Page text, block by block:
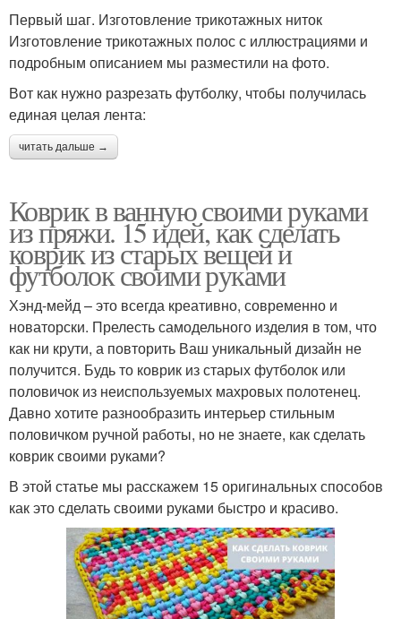
Первый шаг. Изготовление трикотажных ниток
Изготовление трикотажных полос с иллюстрациями и
подробным описанием мы разместили на фото.
Вот как нужно разрезать футболку, чтобы получилась
единая целая лента:
читать дальше →
Коврик в ванную своими руками
из пряжи. 15 идей, как сделать
коврик из старых вещей и
футболок своими руками
Хэнд-мейд – это всегда креативно, современно и
новаторски. Прелесть самодельного изделия в том, что
как ни крути, а повторить Ваш уникальный дизайн не
получится. Будь то коврик из старых футболок или
половичок из неиспользуемых махровых полотенец.
Давно хотите разнообразить интерьер стильным
половичком ручной работы, но не знаете, как сделать
коврик своими руками?
В этой статье мы расскажем 15 оригинальных способов
как это сделать своими руками быстро и красиво.